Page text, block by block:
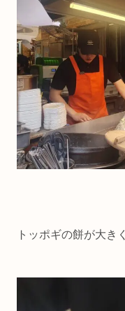
トッポギの餅が大き